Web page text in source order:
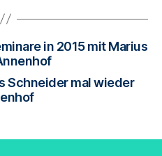
in 2015 mit Marius
Schneider mal wieder